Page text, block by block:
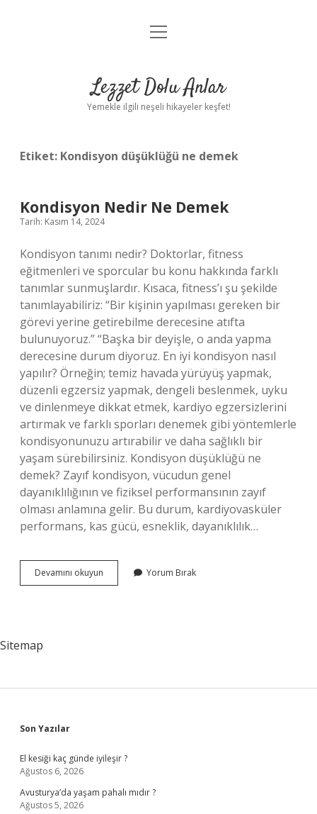
Anasayfa
Yasal Uyarı
menüyü
Lezzet Dolu Anlar
Yemekle ilgili neşeli hikayeler keşfet!
Etiket: Kondisyon düşüklüğü ne demek
Kondisyon Nedir Ne Demek
Tarih: Kasım 14, 2024
Kondisyon tanımı nedir? Doktorlar, fitness
eğitmenleri ve sporcular bu konu hakkında farklı
tanımlar sunmuşlardır. Kısaca, fitness’ı şu şekilde
tanımlayabiliriz: “Bir kişinin yapılması gereken bir
görevi yerine getirebilme derecesine atıfta
bulunuyoruz.” “Başka bir deyişle, o anda yapma
derecesine durum diyoruz. En iyi kondisyon nasıl
yapılır? Örneğin; temiz havada yürüyüş yapmak,
düzenli egzersiz yapmak, dengeli beslenmek, uyku
ve dinlenmeye dikkat etmek, kardiyo egzersizlerini
artırmak ve farklı sporları denemek gibi yöntemlerle
kondisyonunuzu artırabilir ve daha sağlıklı bir
yaşam sürebilirsiniz. Kondisyon düşüklüğü ne
demek? Zayıf kondisyon, vücudun genel
dayanıklılığının ve fiziksel performansının zayıf
olması anlamına gelir. Bu durum, kardiyovasküler
performans, kas gücü, esneklik, dayanıklılık…
Devamını okuyun Kondisyon
Nedir
Yorum Bırak
Sitemap
Sidebar
Son Yazılar
El kesiği kaç günde iyileşir ?
Ağustos 6, 2026
Avusturya’da yaşam pahalı mıdır ?
Ağustos 5, 2026